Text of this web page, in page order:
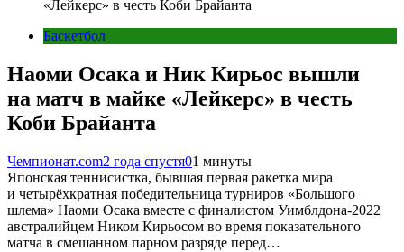
«Лейкерс» в честь Коби Брайанта
Баскетбол
Наоми Осака и Ник Кирьос вышли
на матч в майке «Лейкерс» в честь
Коби Брайанта
Чемпионат.com2 года спустя01 минуты
Японская теннисистка, бывшая первая ракетка мира
и четырёхкратная победительница турниров «Большого
шлема» Наоми Осака вместе с финалистом Уимблдона-2022
австралийцем Ником Кирьосом во время показательного
матча в смешанном парном разряде перед…